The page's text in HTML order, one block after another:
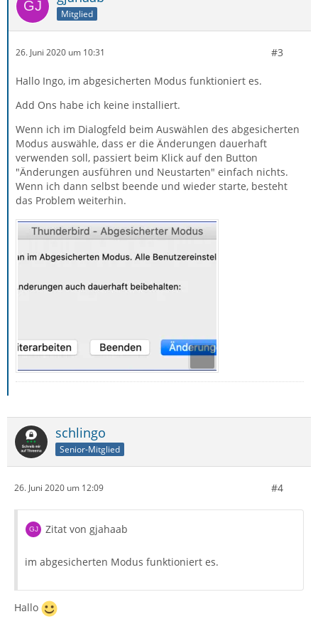
Mitglied
26. Juni 2020 um 10:31 #3
Hallo Ingo, im abgesicherten Modus funktioniert es.
Add Ons habe ich keine installiert.
Wenn ich im Dialogfeld beim Auswählen des abgesicherten
Modus auswähle, dass er die Änderungen dauerhaft
verwenden soll, passiert beim Klick auf den Button
"Änderungen ausführen und Neustarten" einfach nichts.
Wenn ich dann selbst beende und wieder starte, besteht
das Problem weiterhin.
schlingo
Senior-Mitglied
26. Juni 2020 um 12:09 #4
Zitat von gjahaab
im abgesicherten Modus funktioniert es.
Hallo